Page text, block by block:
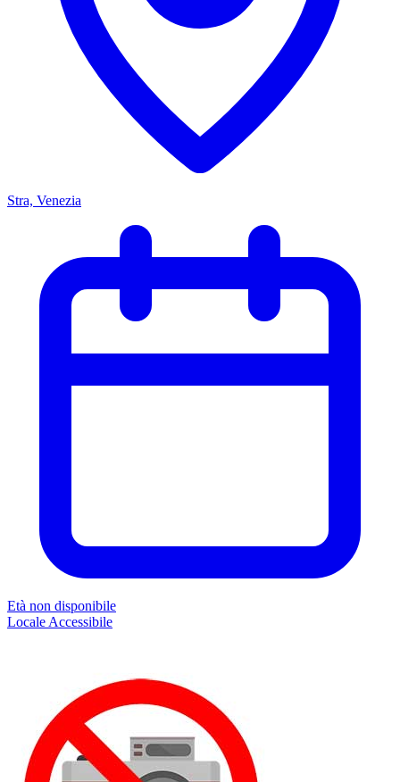
Stra, Venezia
Età non disponibile
Locale Accessibile